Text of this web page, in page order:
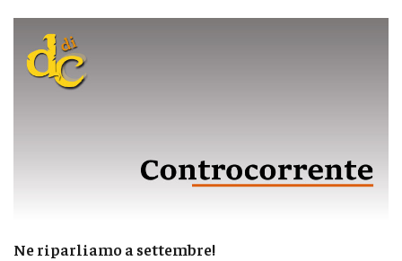
Ne riparliamo a settembre!